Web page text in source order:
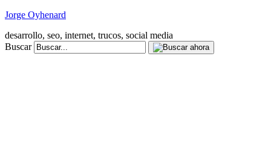
Jorge Oyhenard
desarrollo, seo, internet, trucos, social media
Buscar